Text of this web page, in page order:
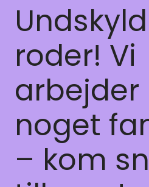
roder! Vi
arbejder
noget
– kom